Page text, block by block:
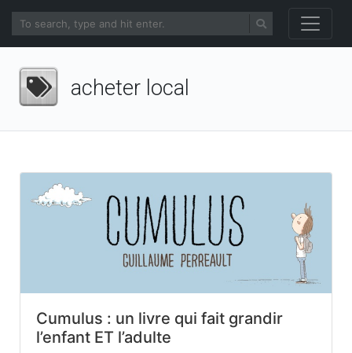
acheter local
Cumulus : un livre qui fait grandir
l’enfant ET l’adulte